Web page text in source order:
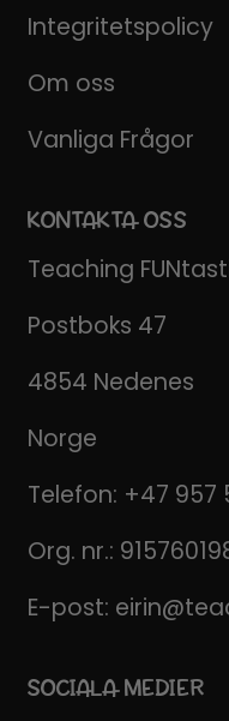
Integritetspolicy
Om oss
Vanliga Frågor
KONTAKTA OSS
Teaching
Postboks 47
4854 Nedenes
Norge
Telefon: +47 957
Org. nr.:
E-post:
SOCIALA MEDIER